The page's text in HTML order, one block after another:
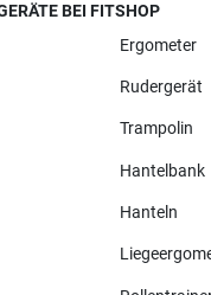
BEI FITSHOP
Ergometer
Rudergerät
Trampolin
Hantelbank
Hanteln